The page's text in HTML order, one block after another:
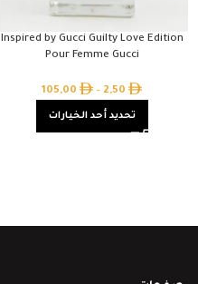
Inspired by Gucci Guilty Love Edition
Pour Femme Gucci
2,50
–
105,00
تحديد أحد الخيارات